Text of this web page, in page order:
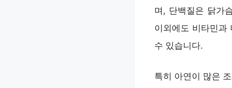
며, 단백질은 닭가
이외에도 비타민과
수 있습니다.
특히 아연이 많은